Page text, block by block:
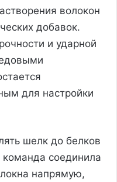
волокон
добавок.
и ударной
для настройки
шелк до белков
команда соединила
напрямую,